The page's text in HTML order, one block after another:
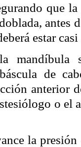
que
antes
estar
mandíbula
de
anterior
o el
la